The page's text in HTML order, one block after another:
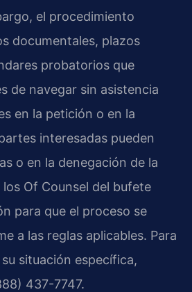
el procedimiento
documentales, plazos
probatorios que
de navegar sin asistencia
en la petición o en la
interesadas pueden
o en la denegación de la
los Of Counsel del bufete
para que el proceso se
a las reglas aplicables. Para
situación específica,
437-7747.